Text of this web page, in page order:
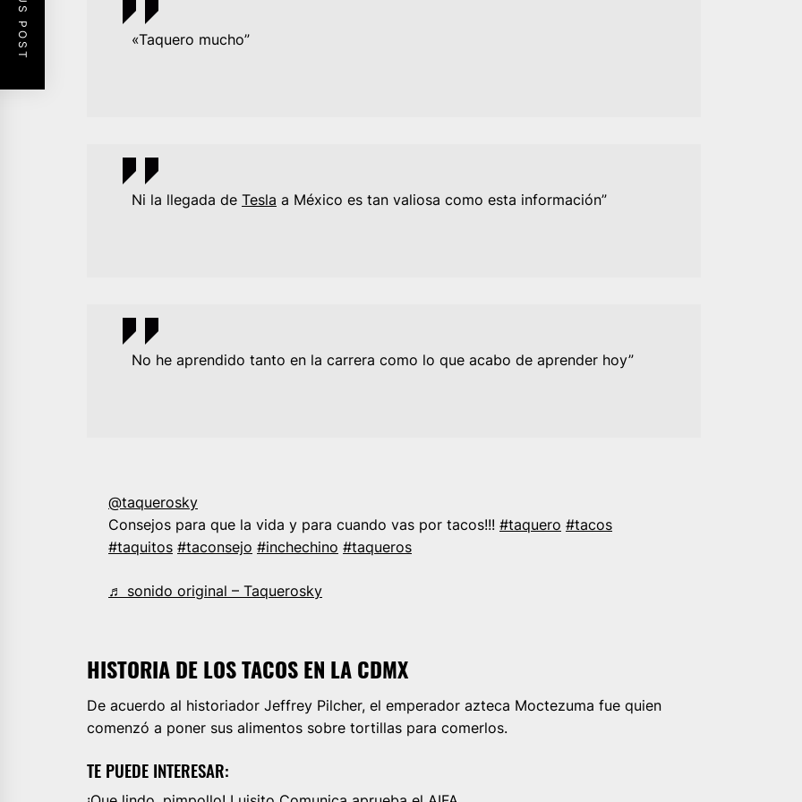
«Taquero mucho”
Ni la llegada de Tesla a México es tan valiosa como esta información”
No he aprendido tanto en la carrera como lo que acabo de aprender hoy”
@taquerosky
Consejos para que la vida y para cuando vas por tacos!!! #taquero #tacos
#taquitos #taconsejo #inchechino #taqueros
♬ sonido original – Taquerosky
HISTORIA DE LOS TACOS EN LA CDMX
De acuerdo al historiador Jeffrey Pilcher, el emperador azteca Moctezuma fue quien
comenzó a poner sus alimentos sobre tortillas para comerlos.
TE PUEDE INTERESAR: